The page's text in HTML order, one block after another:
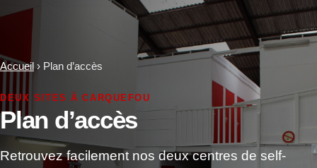
Accueil› Plan d’accès
DEUX SITES À CARQUEFOU
Plan d’accès
Retrouvez facilement nos deux centres de self-